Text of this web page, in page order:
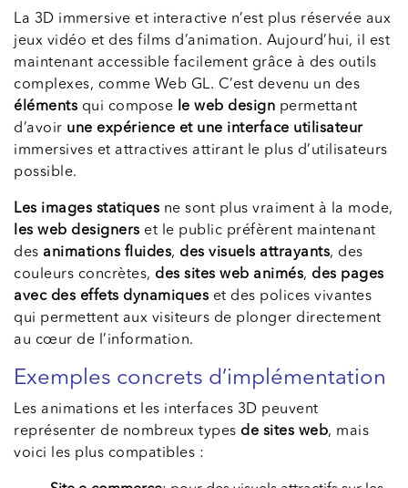
La 3D immersive et interactive n’est plus réservée aux
jeux vidéo et des films d’animation. Aujourd’hui, il est
maintenant accessible facilement grâce à des outils
complexes, comme Web GL. C’est devenu un des
éléments qui compose le web design permettant
d’avoir une expérience et une interface utilisateur
immersives et attractives attirant le plus d’utilisateurs
possible.
Les images statiques ne sont plus vraiment à la mode,
les web designers et le public préfèrent maintenant
des animations fluides, des visuels attrayants, des
couleurs concrètes, des sites web animés, des pages
avec des effets dynamiques et des polices vivantes
qui permettent aux visiteurs de plonger directement
au cœur de l’information.
Exemples concrets d’implémentation
Les animations et les interfaces 3D peuvent
représenter de nombreux types de sites web, mais
voici les plus compatibles :